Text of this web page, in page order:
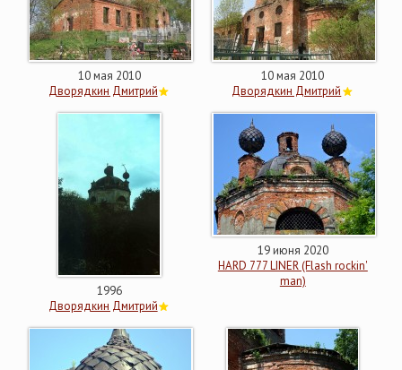
10 мая 2010
Дворядкин Дмитрий
10 мая 2010
Дворядкин Дмитрий
1996
Дворядкин Дмитрий
19 июня 2020
HARD 777 LINER (Flash rockin'
man)